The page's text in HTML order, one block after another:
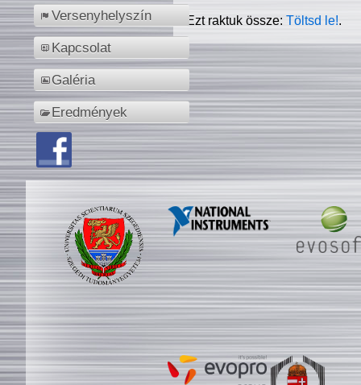
Versenyhelyszín
Kapcsolat
Galéria
Eredmények
Ezt raktuk össze:Töltsd le!.